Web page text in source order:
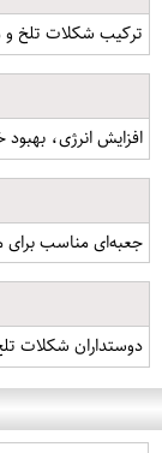
ترکیب شکلات تلخ و
افزایش انرژی،
جعبه‌ای مناسب
دوستداران شکلات